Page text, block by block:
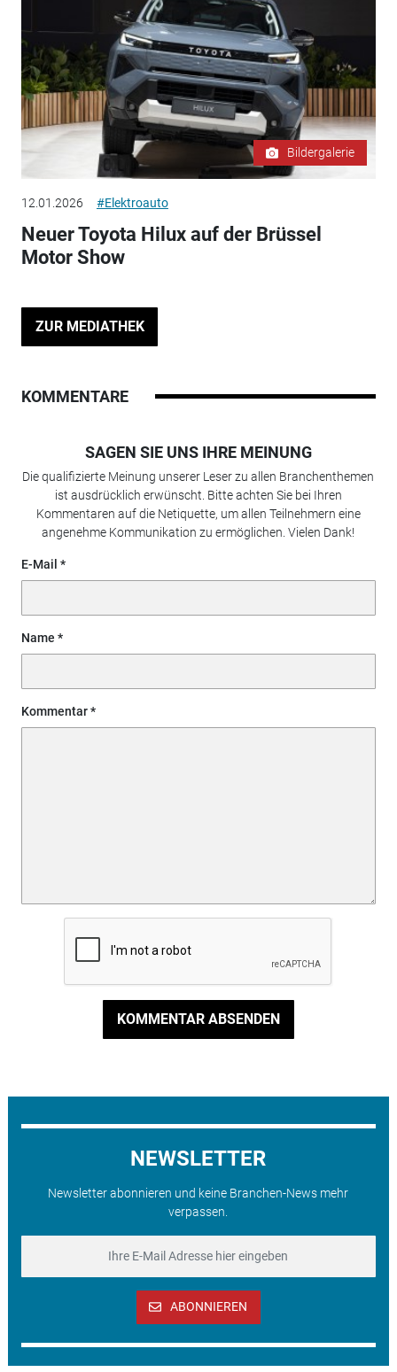
Bildergalerie
12.01.2026 #Elektroauto
Neuer Toyota Hilux auf der Brüssel
Motor Show
ZUR MEDIATHEK
KOMMENTARE
SAGEN SIE UNS IHRE MEINUNG
Die qualifizierte Meinung unserer Leser zu allen Branchenthemen
ist ausdrücklich erwünscht. Bitte achten Sie bei Ihren
Kommentaren auf die Netiquette, um allen Teilnehmern eine
angenehme Kommunikation zu ermöglichen. Vielen Dank!
E-Mail
Name
Kommentar
KOMMENTAR ABSENDEN
NEWSLETTER
Newsletter abonnieren und keine Branchen-News mehr
verpassen.
ABONNIEREN